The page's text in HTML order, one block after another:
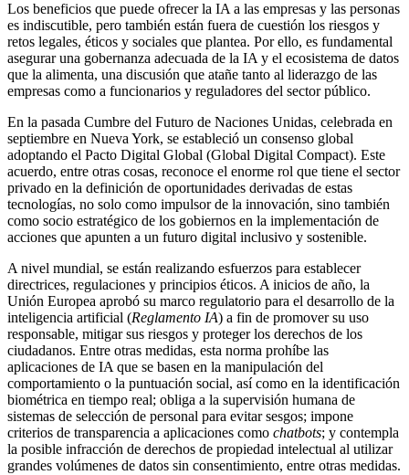
Los beneficios que puede ofrecer la IA a las empresas y las personas
es indiscutible, pero también están fuera de cuestión los riesgos y
retos legales, éticos y sociales que plantea. Por ello, es fundamental
asegurar una gobernanza adecuada de la IA y el ecosistema de datos
que la alimenta, una discusión que atañe tanto al liderazgo de las
empresas como a funcionarios y reguladores del sector público.
En la pasada Cumbre del Futuro de Naciones Unidas, celebrada en
septiembre en Nueva York, se estableció un consenso global
adoptando el Pacto Digital Global (Global Digital Compact). Este
acuerdo, entre otras cosas, reconoce el enorme rol que tiene el sector
privado en la definición de oportunidades derivadas de estas
tecnologías, no solo como impulsor de la innovación, sino también
como socio estratégico de los gobiernos en la implementación de
acciones que apunten a un futuro digital inclusivo y sostenible.
A nivel mundial, se están realizando esfuerzos para establecer
directrices, regulaciones y principios éticos. A inicios de año, la
Unión Europea aprobó su marco regulatorio para el desarrollo de la
inteligencia artificial (Reglamento IA) a fin de promover su uso
responsable, mitigar sus riesgos y proteger los derechos de los
ciudadanos. Entre otras medidas, esta norma prohíbe las
aplicaciones de IA que se basen en la manipulación del
comportamiento o la puntuación social, así como en la identificación
biométrica en tiempo real; obliga a la supervisión humana de
sistemas de selección de personal para evitar sesgos; impone
criterios de transparencia a aplicaciones como chatbots; y contempla
la posible infracción de derechos de propiedad intelectual al utilizar
grandes volúmenes de datos sin consentimiento, entre otras medidas.